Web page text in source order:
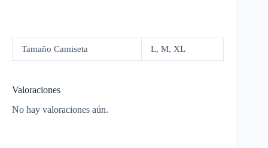
Tamaño Camiseta L, M, XL
Valoraciones
No hay valoraciones aún.